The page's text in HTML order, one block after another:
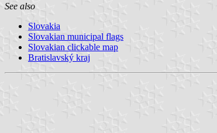
See also
Slovakia
Slovakian municipal flags
Slovakian clickable map
Bratislavský kraj